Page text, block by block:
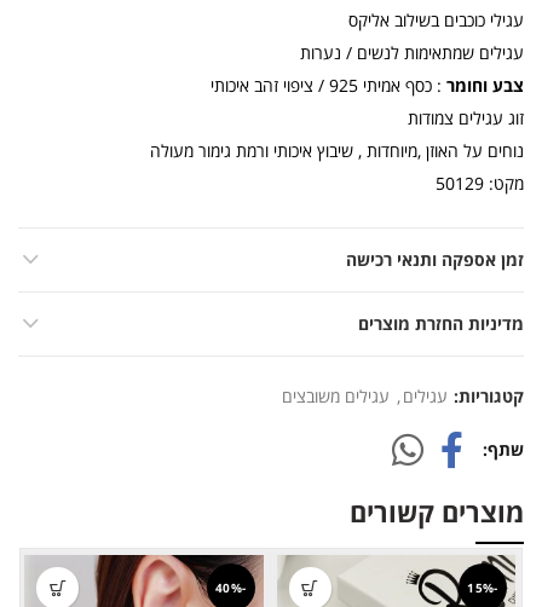
עגילי כוכבים בשילוב אליקס
עגילים שמתאימות לנשים / נערות
צבע וחומר : כסף אמיתי 925 / ציפוי זהב איכותי
זוג עגילים צמודות
נוחים על האוזן ,מיוחדות , שיבוץ איכותי ורמת גימור מעולה
מקט: 50129
זמן אספקה ותנאי רכישה
מדיניות החזרת מוצרים
קטגוריות: עגילים, עגילים משובצים
שתף
מוצרים קשורים
-15%
-40%